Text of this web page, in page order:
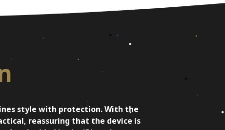
style with protection. With the
reassuring that the device is